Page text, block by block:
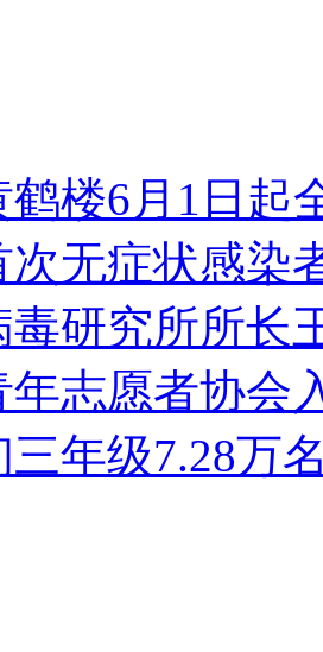
楼6月1日起
次无症状感染
毒研究所所长
年志愿者协会
三年级7.28万